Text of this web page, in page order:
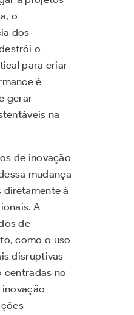
o
dos
o
para criar
é
gerar
na
de inovação
mudança
diretamente à
A
de
como o uso
disruptivas
centradas no